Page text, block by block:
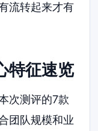
流转起来才有
特征速览
次测评的7款
团队规模和业